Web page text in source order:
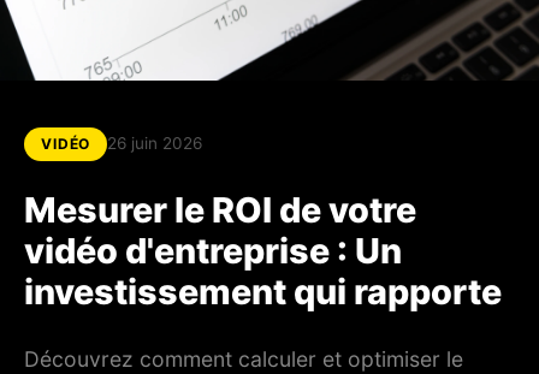
VIDÉO 26 juin 2026
Mesurer le ROI de votre
vidéo d'entreprise : Un
investissement qui rapporte
Découvrez comment calculer et optimiser le